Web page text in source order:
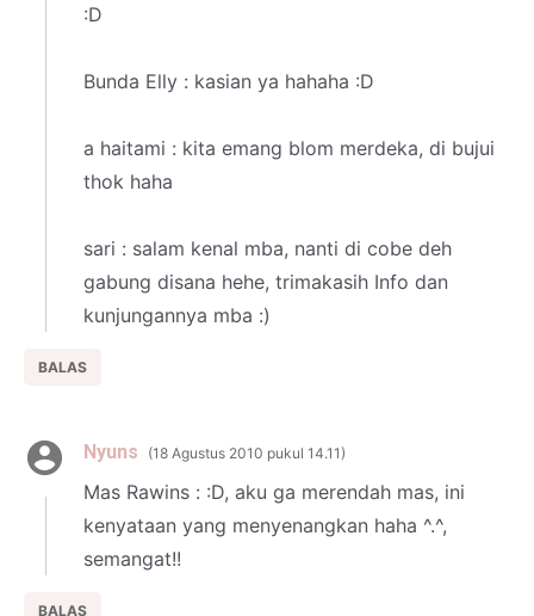
:D
Bunda Elly : kasian ya hahaha :D
a haitami : kita emang blom merdeka, di bujui
thok haha
sari : salam kenal mba, nanti di cobe deh
gabung disana hehe, trimakasih Info dan
kunjungannya mba :)
BALAS
Nyuns 18 Agustus 2010 pukul 14.11
Mas Rawins : :D, aku ga merendah mas, ini
kenyataan yang menyenangkan haha ^.^,
semangat!!
BALAS